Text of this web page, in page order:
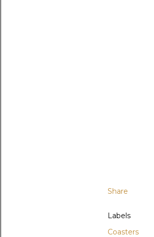
Share
Labels
Coasters